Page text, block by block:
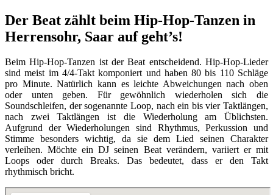
Der Beat zählt beim Hip-Hop-Tanzen in
Herrensohr, Saar auf geht’s!
Beim Hip-Hop-Tanzen ist der Beat entscheidend. Hip-Hop-Lieder
sind meist im 4/4-Takt komponiert und haben 80 bis 110 Schläge
pro Minute. Natürlich kann es leichte Abweichungen nach oben
oder unten geben. Für gewöhnlich wiederholen sich die
Soundschleifen, der sogenannte Loop, nach ein bis vier Taktlängen,
nach zwei Taktlängen ist die Wiederholung am Üblichsten.
Aufgrund der Wiederholungen sind Rhythmus, Perkussion und
Stimme besonders wichtig, da sie dem Lied seinen Charakter
verleihen. Möchte ein DJ seinen Beat verändern, variiert er mit
Loops oder durch Breaks. Das bedeutet, dass er den Takt
rhythmisch bricht.